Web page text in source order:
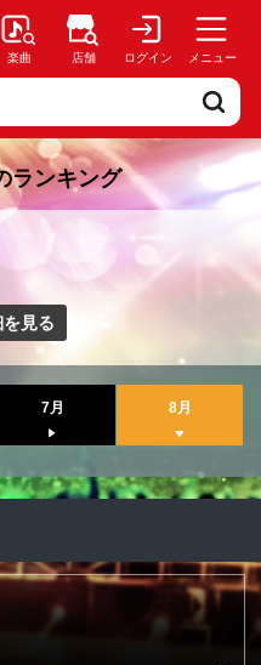
楽曲 店舗 ログイン メニュー
ランキング
見る
7月 8月